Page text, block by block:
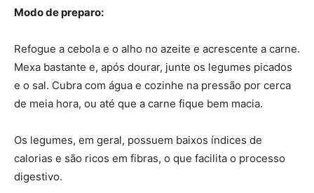
Modo de preparo:
Refogue a cebola e o alho no azeite e acrescente a carne.
Mexa bastante e, após dourar, junte os legumes picados
e o sal. Cubra com água e cozinhe na pressão por cerca
de meia hora, ou até que a carne fique bem macia.
Os legumes, em geral, possuem baixos índices de
calorias e são ricos em fibras, o que facilita o processo
digestivo.